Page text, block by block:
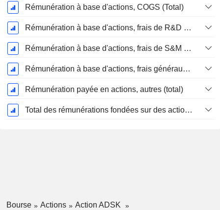
Rémunération à base d'actions, COGS (Total)
Rémunération à base d'actions, frais de R&D (total)
Rémunération à base d'actions, frais de S&M (total)
Rémunération à base d'actions, frais généraux et administratifs (total)
Rémunération payée en actions, autres (total)
Total des rémunérations fondées sur des actions
Bourse Actions
Action ADSK